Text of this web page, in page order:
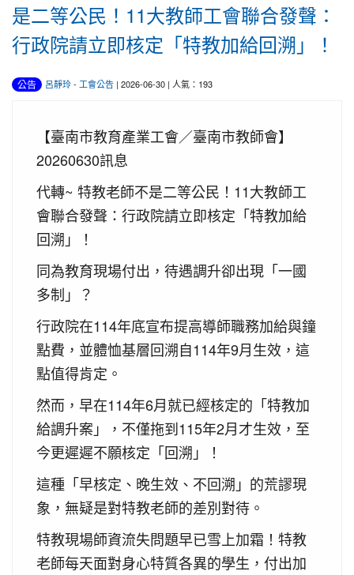
是二等公民！11大教師工會聯合發聲：
行政院請立即核定「特教加給回溯」！
公告 呂靜玲- 工會公告 | 2026-06-30 | 人氣：193
【臺南市教育產業工會／臺南市教師會】
20260630訊息
代轉~ 特教老師不是二等公民！11大教師工
會聯合發聲：行政院請立即核定「特教加給
回溯」！
同為教育現場付出，待遇調升卻出現「一國
多制」？
行政院在114年底宣布提高導師職務加給與鐘
點費，並體恤基層回溯自114年9月生效，這
點值得肯定。
然而，早在114年6月就已經核定的「特教加
給調升案」，不僅拖到115年2月才生效，至
今更遲遲不願核定「回溯」！
這種「早核定、晚生效、不回溯」的荒謬現
象，無疑是對特教老師的差別對待。
特教現場師資流失問題早已雪上加霜！特教
老師每天面對身心特質各異的學生，付出加